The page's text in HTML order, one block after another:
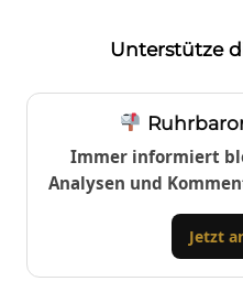
Unterstütze
Immer informiert
Analysen und
Jetzt